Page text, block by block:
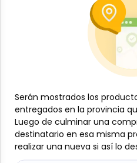
Bicarbonato de
B-JAM-001-827
-
Añadir
Serán mostrados los
entregados en la provincia
Luego de culminar una
destinatario en esa misma
realizar una nueva si así lo
Serán mostrados los
entregados en la provincia
Luego de culminar una
destinatario en esa misma
realizar una nueva si así lo